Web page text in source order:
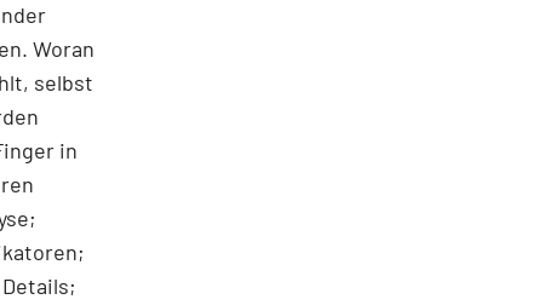
Woran
selbst
in